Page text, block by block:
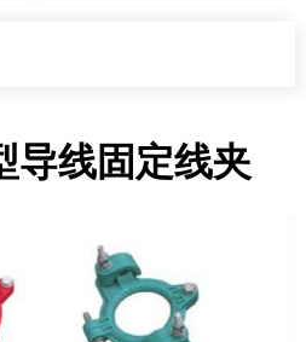
导线固定线夹